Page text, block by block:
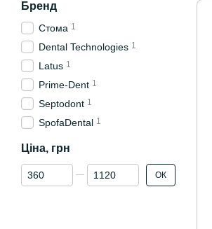
Бренд
Стома 1
Dental Technologies 1
Latus 1
Prime-Dent 1
Septodont 1
SpofaDental 1
Ціна, грн
Від Ціна, грн
До Ціна, грн ОК